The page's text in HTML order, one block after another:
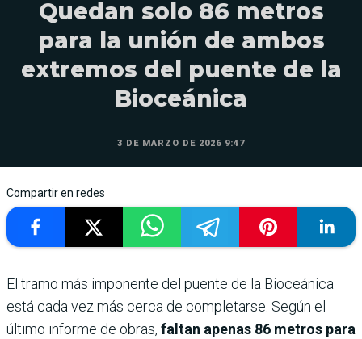
Quedan solo 86 metros
para la unión de ambos
extremos del puente de la
Bioceánica
3 DE MARZO DE 2026 9:47
Compartir en redes
El tramo más imponente del puente de la Bioceánica
está cada vez más cerca de completarse. Según el
último informe de obras, faltan apenas 86 metros para